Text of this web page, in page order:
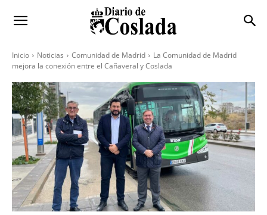
Inicio Noticias Comunidad de Madrid
La Comunidad de Madrid
mejora la conexión entre el Cañaveral y Coslada